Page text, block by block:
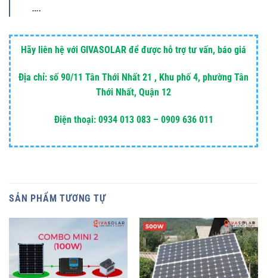
….
Hãy liên hệ với GIVASOLAR để được hỗ trợ tư vấn, báo giá
Địa chỉ: số 90/11 Tân Thới Nhất 21 , Khu phố 4, phường Tân
Thới Nhất, Quận 12
Điện thoại: 0934 013 083 – 0909 636 011
SẢN PHẨM TƯƠNG TỰ